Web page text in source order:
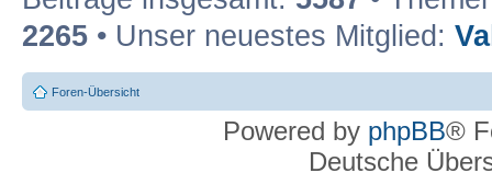
2265 • Unser neuestes Mitglied:
Foren-Übersicht
Powered by phpBB®
Deutsche